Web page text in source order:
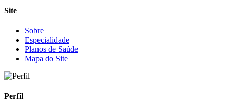
Site
Sobre
Especialidade
Planos de Saúde
Mapa do Site
Perfil